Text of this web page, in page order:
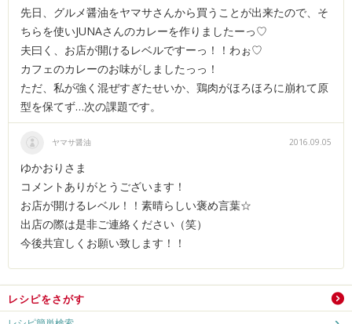
先日、グルメ醤油をヤマサさんから買うことが出来たので、そ
ちらを使いJUNAさんのカレーを作りましたーっ♡
夫曰く、お店が開けるレベルですーっ！！わぉ♡
カフェのカレーのお味がしましたっっ！
ただ、私が強く混ぜすぎたせいか、鶏肉がほろほろに崩れて原
型を保てず…次の課題です。
ヤマサ醤油 2016.09.05
ゆかおりさま
コメントありがとうございます！
お店が開けるレベル！！素晴らしい褒め言葉☆
出店の際は是非ご連絡ください（笑）
今後共宜しくお願い致します！！
レシピをさがす